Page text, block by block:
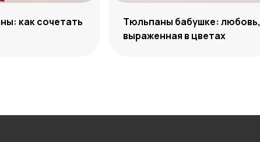
как сочетать
Тюльпаны бабушке: любовь,
выраженная в цветах